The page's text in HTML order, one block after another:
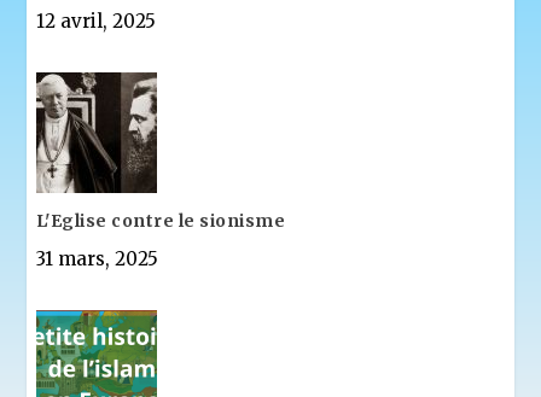
12 avril, 2025
L'Eglise contre le sionisme
31 mars, 2025